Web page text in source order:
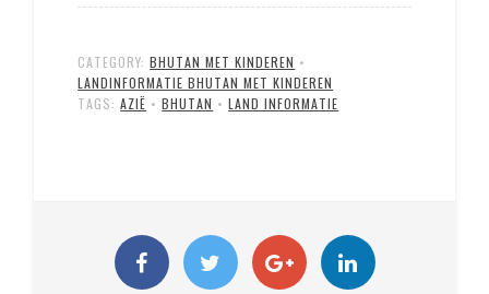
CATEGORY:BHUTAN MET KINDEREN •
LANDINFORMATIE BHUTAN MET KINDEREN
TAGS:AZIË •BHUTAN •LAND INFORMATIE